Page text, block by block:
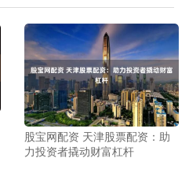
股宝网配资 天津股票配资：助
力投资者撬动财富杠杆